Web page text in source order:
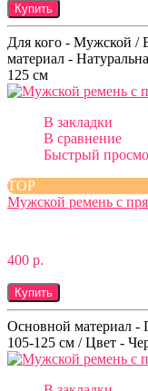
Купить
Для кого - Мужской /
материал -
125 см
В закладки
В сравнение
Быстрый
TOP
Мужской ремень с
400 р.
Купить
Основной материал
105-125 см / Цвет -